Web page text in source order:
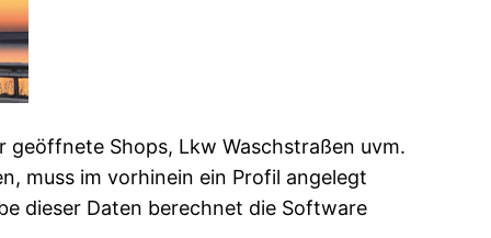
geöffnete Shops, Lkw Waschstraßen uvm.
muss im vorhinein ein Profil angelegt
dieser Daten berechnet die Software